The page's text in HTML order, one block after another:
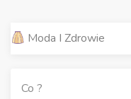
Moda I Zdrowie